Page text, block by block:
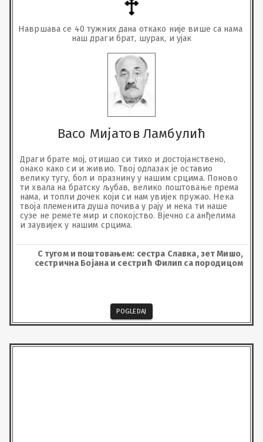
Навршава се 40 тужних дана откако није више са нама
наш драги брат, шурак, и ујак
Васо Мијатов Ламбулић
Драги брате мој, отишао си тихо и достојанствено,
онако како си и живио. Твој одлазак је оставио
велику тугу, бол и празнину у нашим срцима. Поново
ти хвала на братску љубав, велико поштовање према
нама, и топли дочек који си нам увијек пружао. Нека
твоја племенита душа почива у рају и нека ти наше
сузе не ремете мир и спокојство. Вјечно са анђелима
и заувијек у нашим срцима.
С тугом и поштовањем: сестра Славка, зет Мишо,
сестрична Бојана и сестрић Филип са породицом
POGLEDAJ